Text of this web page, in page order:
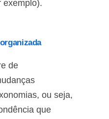
exemplo).
de
ou seja,
que